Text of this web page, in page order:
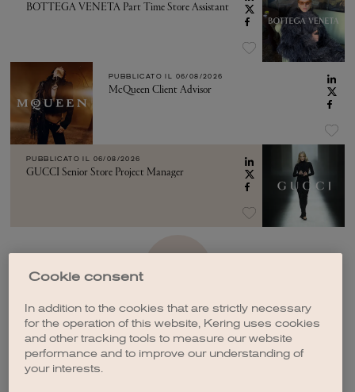
BOTTEGA VENETA Part Time Store Assistant
PUBBLICATO IL 06/08/2026
McQueen Client Advisor
PUBBLICATO IL 06/08/2026
GUCCI Senior Store Project Manager
Cookie consent
In addition to the cookies that are strictly necessary
for the operation of this website, Kering uses cookies
and other tracking tools to measure our website
performance and to improve our understanding of
your interests.